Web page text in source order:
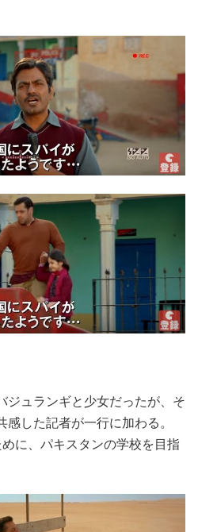
ジュランギと少女だったが、そ
した記者が一行に加わる。
に、パキスタンの学校を目指